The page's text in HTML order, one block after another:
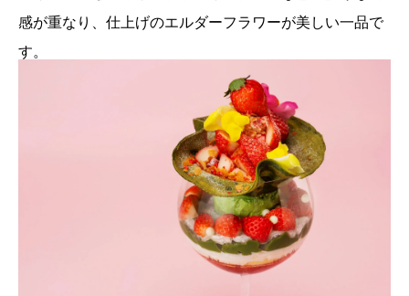
感が重なり、仕上げのエルダーフラワーが美しい一品で
す。